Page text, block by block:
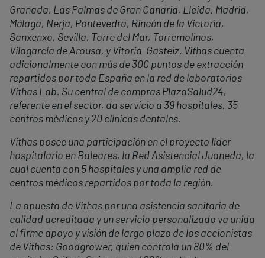
Granada, Las Palmas de Gran Canaria, Lleida, Madrid,
Málaga, Nerja, Pontevedra, Rincón de la Victoria,
Sanxenxo, Sevilla, Torre del Mar, Torremolinos,
Vilagarcía de Arousa, y Vitoria-Gasteiz. Vithas cuenta
adicionalmente con más de 300 puntos de extracción
repartidos por toda España en la red de laboratorios
Vithas Lab. Su central de compras PlazaSalud24,
referente en el sector, da servicio a 39 hospitales, 35
centros médicos y 20 clínicas dentales.
Vithas posee una participación en el proyecto líder
hospitalario en Baleares, la Red Asistencial Juaneda, la
cual cuenta con 5 hospitales y una amplia red de
centros médicos repartidos por toda la región.
La apuesta de Vithas por una asistencia sanitaria de
calidad acreditada y un servicio personalizado va unida
al firme apoyo y visión de largo plazo de los accionistas
de Vithas: Goodgrower, quien controla un 80% del